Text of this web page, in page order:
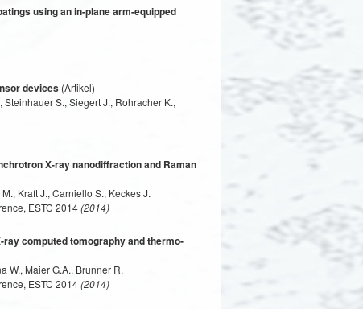
using an in-plane arm-equipped
devices(Artikel)
S., Siegert J., Rohracher K.,
X-ray nanodiffraction and Raman
Kraft J., Carniello S., Keckes J.
ESTC 2014(2014)
computed tomography and thermo-
W., Maier G.A., Brunner R.
ESTC 2014(2014)